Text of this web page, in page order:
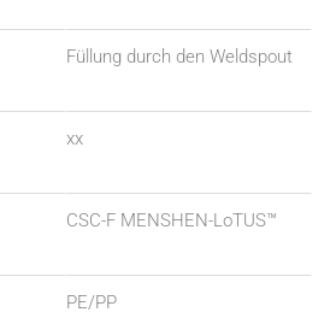
Füllung durch den Weldspout
xx
CSC-F MENSHEN-LoTUS™
PE/PP